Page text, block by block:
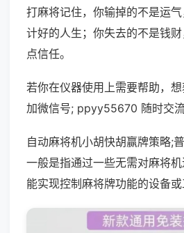
打麻将记住，你输掉的不是运
计好的人生；你失去的不是钱
点信任。
若你在仪器使用上需要帮助，
加微信号; ppyy55670 随时交流
自动麻将机小胡快胡赢牌策略;
一般是指通过一些无需对麻将
能实现控制麻将牌功能的设备或